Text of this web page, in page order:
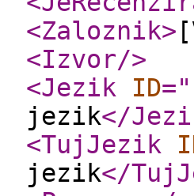
<Zaloznik>
<Izvor/>
<Jezik
ID="
jezik</
<TujJezik
jezik</